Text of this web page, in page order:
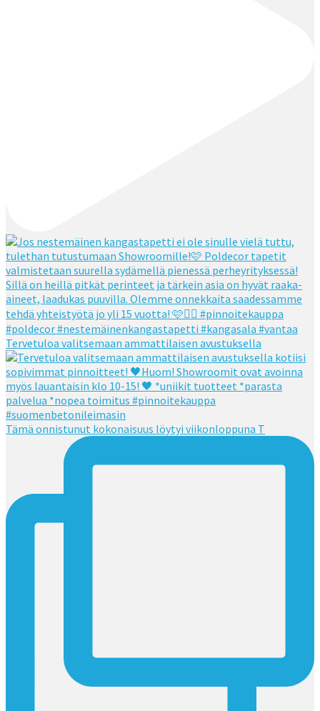
Tervetuloa valitsemaan ammattilaisen avustuksella
Tämä onnistunut kokonaisuus löytyi viikonloppuna T